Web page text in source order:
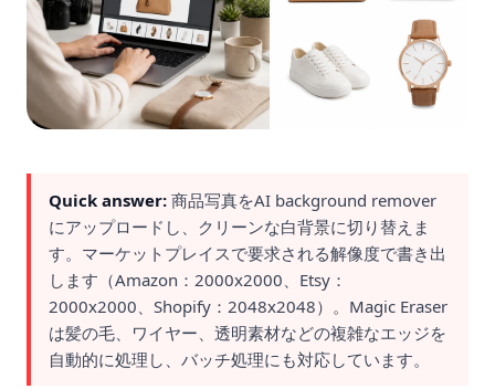
Quick answer: 商品写真をAI background remover
にアップロードし、クリーンな白背景に切り替えま
す。マーケットプレイスで要求される解像度で書き出
します（Amazon：2000x2000、Etsy：
2000x2000、Shopify：2048x2048）。Magic Eraser
は髪の毛、ワイヤー、透明素材などの複雑なエッジを
自動的に処理し、バッチ処理にも対応しています。